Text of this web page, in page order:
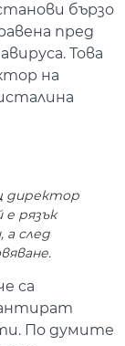
бързо
пред
Това
на
директор
рязък
а след
са
По думите